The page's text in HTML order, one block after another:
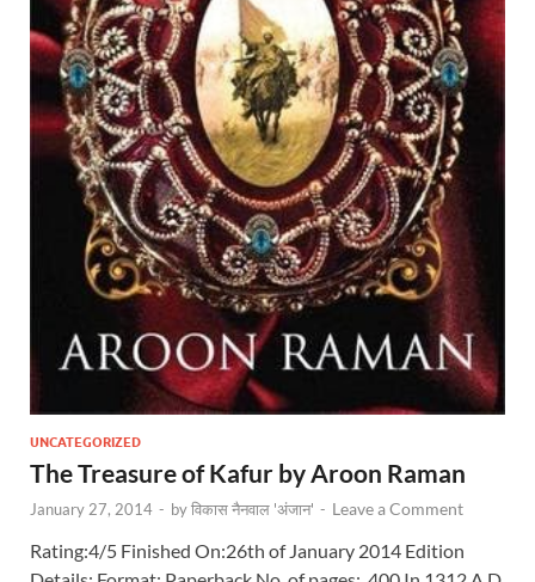
UNCATEGORIZED
The Treasure of Kafur by Aroon Raman
January 27, 2014 - byविकास नैनवाल 'अंजान' - Leave a Comment
Rating:4/5 Finished On:26th of January 2014 Edition